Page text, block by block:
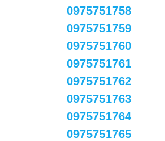
0975751758
0975751759
0975751760
0975751761
0975751762
0975751763
0975751764
0975751765